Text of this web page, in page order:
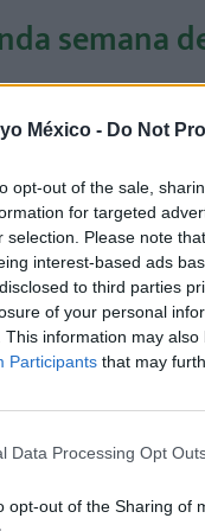
México - Do Not
opt-out of the sale,
for targeted
selection. Please note
interest-based ads
to third parties
of your personal
This information may
Participants that may
Data Processing Opt
opt-out of the Sharing of
semana
de vida, se hablará:
de la familia , y de la
deamamantamiento
que nunca debe ser
Si no es así,
en la mayoría de las
valorará: